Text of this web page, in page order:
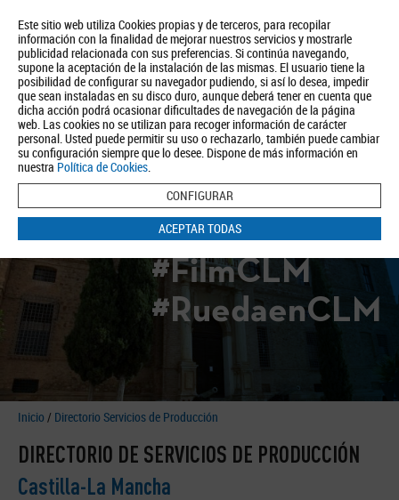
Este sitio web utiliza Cookies propias y de terceros, para recopilar
información con la finalidad de mejorar nuestros servicios y mostrarle
publicidad relacionada con sus preferencias. Si continúa navegando,
supone la aceptación de la instalación de las mismas. El usuario tiene la
posibilidad de configurar su navegador pudiendo, si así lo desea, impedir
que sean instaladas en su disco duro, aunque deberá tener en cuenta que
dicha acción podrá ocasionar dificultades de navegación de la página
web. Las cookies no se utilizan para recoger información de carácter
personal. Usted puede permitir su uso o rechazarlo, también puede cambiar
su configuración siempre que lo desee. Dispone de más información en
nuestra Política de Cookies.
CONFIGURAR
ACEPTAR TODAS
Quiénes somos Turismo Política de Privacidad Aviso Legal
Política de Cookies
BUSCAR
#FilmCLM
#RuedaenCLM
Inicio / Directorio Servicios de Producción
DIRECTORIO DE SERVICIOS DE PRODUCCIÓN
Castilla-La Mancha